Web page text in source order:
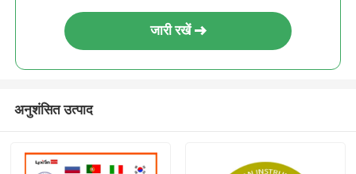
जारी रखें
अनुशंसित उत्पाद